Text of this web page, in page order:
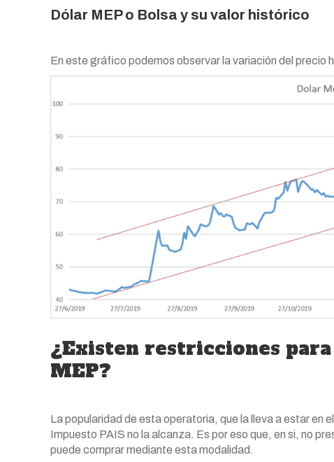
Dólar MEP o Bolsa y su valor histórico
En este gráfico podemos observar la variación del precio
¿Existen restricciones
MEP?
La popularidad de esta operatoria, que la lleva a estar en
Impuesto PAIS no la alcanza. Es por eso que, en si, no
puede comprar mediante esta modalidad.